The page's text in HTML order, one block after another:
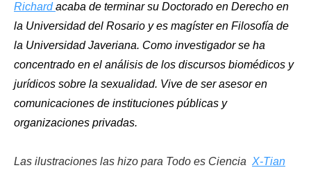
Richard acaba de terminar su Doctorado en Derecho en
la Universidad del Rosario y es magíster en Filosofía de
la Universidad Javeriana. Como investigador se ha
concentrado en el análisis de los discursos biomédicos y
jurídicos sobre la sexualidad. Vive de ser asesor en
comunicaciones de instituciones públicas y
organizaciones privadas.
Las ilustraciones las hizo para Todo es Ciencia X-Tian